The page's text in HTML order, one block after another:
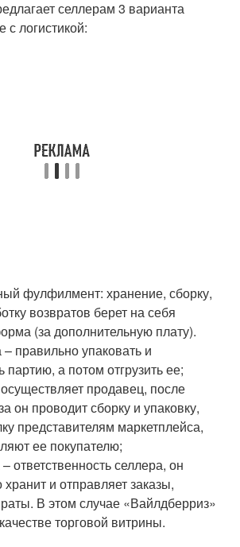
селлерам 3 варианта
с логистикой:
фулфилмент: хранение, сборку,
возвратов берет на себя
(за дополнительную плату).
правильно упаковать и
партию, а потом отгрузить ее;
продавец, после
он проводит сборку и упаковку,
представителям маркетплейса,
ее покупателю;
ответственность селлера, он
и отправляет заказы,
В этом случае «Вайлдберриз»
торговой витрины.